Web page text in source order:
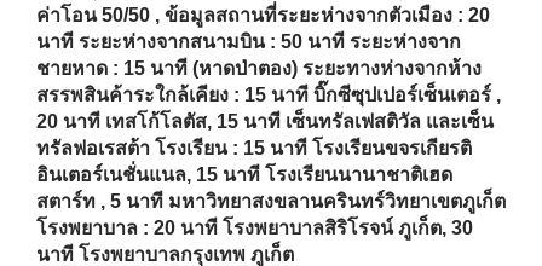
ค่าโอน 50/50 , ข้อมูลสถานที่ระยะห่างจากตัวเมือง : 20
นาที ระยะห่างจากสนามบิน : 50 นาที ระยะห่างจาก
ชายหาด : 15 นาที (หาดป่าตอง) ระยะทางห่างจากห้าง
สรรพสินค้าระใกล้เคียง : 15 นาที บิ๊กซีซุปเปอร์เซ็นเตอร์ ,
20 นาที เทสโก้โลตัส, 15 นาที เซ็นทรัลเฟสติวัล และเซ็น
ทรัลฟอเรสต้า โรงเรียน : 15 นาที โรงเรียนขจรเกียรติ
อินเตอร์เนชั่นแนล, 15 นาที โรงเรียนนานาชาติเฮด
สตาร์ท , 5 นาที มหาวิทยาสงขลานครินทร์วิทยาเขตภูเก็ต
โรงพยาบาล : 20 นาที โรงพยาบาลสิริโรจน์ ภูเก็ต, 30
นาที โรงพยาบาลกรุงเทพ ภูเก็ต